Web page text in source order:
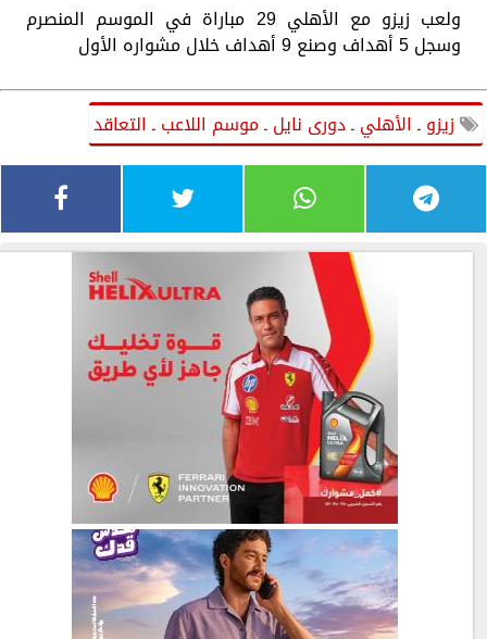
ولعب زيزو مع الأهلي 29 مباراة في الموسم المنصرم
وسجل 5 أهداف وصنع 9 أهداف خلال مشواره الأول
زيزو ـ الأهلي ـ دورى نايل ـ موسم اللاعب ـ التعاقد